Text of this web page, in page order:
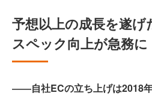
予想以上の成長を遂
スペック向上が急務に
――自社ECの立ち上げは2018